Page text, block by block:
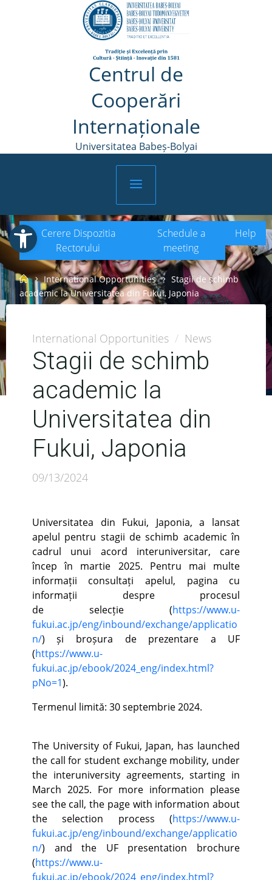
Open toolbar
Centrul de
Cooperări
Internaționale
Universitatea Babeș-Bolyai
Cerere Dispozitia
Rectorului
Schedule a
meeting
Help
HomeInternational Opportunities
Stagii de schimb
academic la Universitatea din Fukui, Japonia
International Opportunities / News
Stagii de schimb
academic la
Universitatea din
Fukui, Japonia
09/13/2024
Universitatea din Fukui, Japonia, a lansat
apelul pentru stagii de schimb academic în
cadrul unui acord interuniversitar, care
încep în martie 2025. Pentru mai multe
informații consultați apelul, pagina cu
informații despre procesul
de selecție (https://www.u-
fukui.ac.jp/eng/inbound/exchange/applicatio
n/) și broșura de prezentare a UF
(https://www.u-
fukui.ac.jp/ebook/2024_eng/index.html?
pNo=1).
Termenul limită: 30 septembrie 2024.
The University of Fukui, Japan, has launched
the call for student exchange mobility, under
the interuniversity agreements, starting in
March 2025. For more information please
see the call, the page with information about
the selection process (https://www.u-
fukui.ac.jp/eng/inbound/exchange/applicatio
n/) and the UF presentation brochure
(https://www.u-
fukui.ac.jp/ebook/2024_eng/index.html?